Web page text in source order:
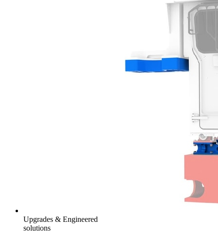
Upgrades & Engineered
solutions